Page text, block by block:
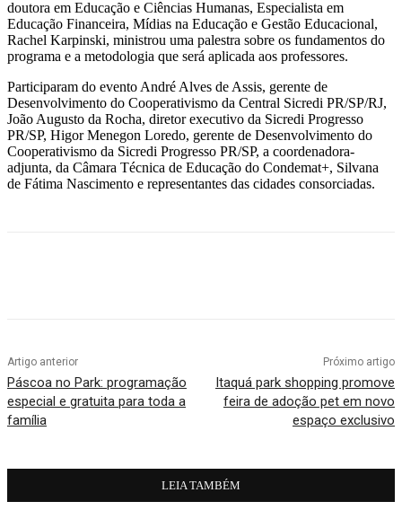
doutora em Educação e Ciências Humanas, Especialista em
Educação Financeira, Mídias na Educação e Gestão Educacional,
Rachel Karpinski, ministrou uma palestra sobre os fundamentos do
programa e a metodologia que será aplicada aos professores.
Participaram do evento André Alves de Assis, gerente de
Desenvolvimento do Cooperativismo da Central Sicredi PR/SP/RJ,
João Augusto da Rocha, diretor executivo da Sicredi Progresso
PR/SP, Higor Menegon Loredo, gerente de Desenvolvimento do
Cooperativismo da Sicredi Progresso PR/SP, a coordenadora-
adjunta, da Câmara Técnica de Educação do Condemat+, Silvana
de Fátima Nascimento e representantes das cidades consorciadas.
Artigo anterior
Páscoa no Park: programação
especial e gratuita para toda a
família
Próximo artigo
Itaquá park shopping promove
feira de adoção pet em novo
espaço exclusivo
LEIA TAMBÉM